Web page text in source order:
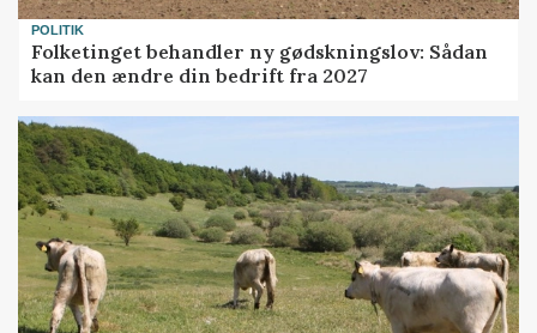
POLITIK
Folketinget behandler ny gødskningslov: Sådan
kan den ændre din bedrift fra 2027